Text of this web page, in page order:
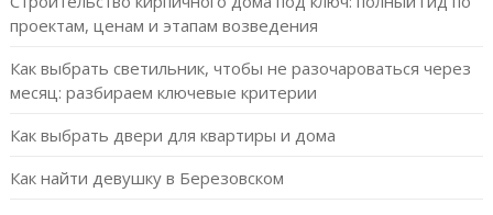
проектам, ценам и этапам возведения
Как выбрать светильник, чтобы не разочароваться через
месяц: разбираем ключевые критерии
Как выбрать двери для квартиры и дома
Как найти девушку в Березовском